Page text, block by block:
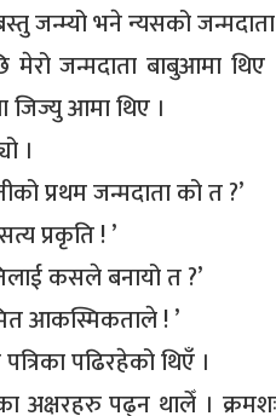
जन्म्यो भने न्यसको
मेरो जन्मदाता बाबुआमा
जिज्यु आमा थिए ।
।
प्रथम जन्मदाता को त ?’
प्रकृति ! ’
कसले बनायो त ?’
आकस्मिकताले ! ’
पढिरहेको थिएँ ।
अक्षरहरु पढ्न थालेँ ।